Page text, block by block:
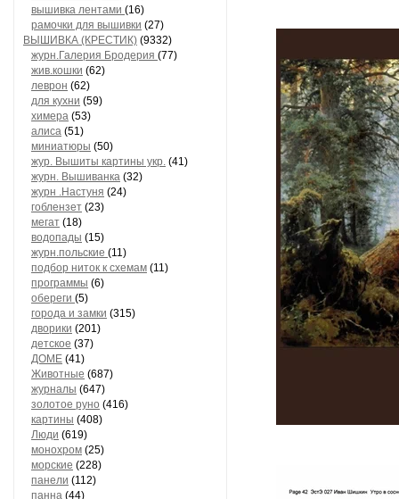
вышивка лентами (16)
рамочки для вышивки (27)
ВЫШИВКА (КРЕСТИК) (9332)
журн.Галерия Бродерия (77)
жив.кошки (62)
леврон (62)
для кухни (59)
химера (53)
алиса (51)
миниатюры (50)
жур. Вышиты картины укр. (41)
журн. Вышиванка (32)
журн .Настуня (24)
гоблензет (23)
мегат (18)
водопады (15)
журн.польские (11)
подбор ниток к схемам (11)
программы (6)
обереги (5)
города и замки (315)
дворики (201)
детское (37)
ДОМЕ (41)
Животные (687)
журналы (647)
золотое руно (416)
картины (408)
Люди (619)
монохром (25)
морские (228)
панели (112)
панна (44)